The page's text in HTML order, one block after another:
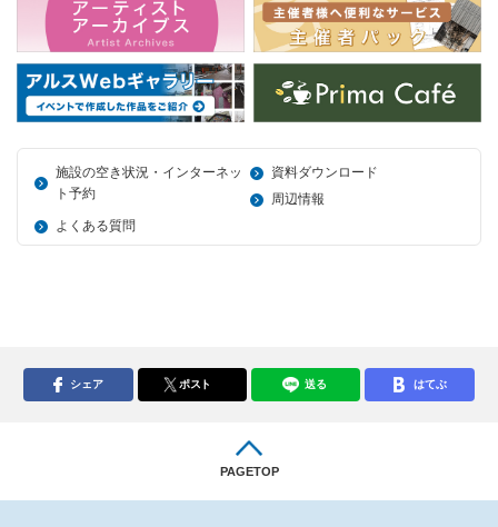
施設の空き状況・インターネッ
ト予約
資料ダウンロード
周辺情報
よくある質問
シェア ポスト 送る はてぶ
PAGETOP